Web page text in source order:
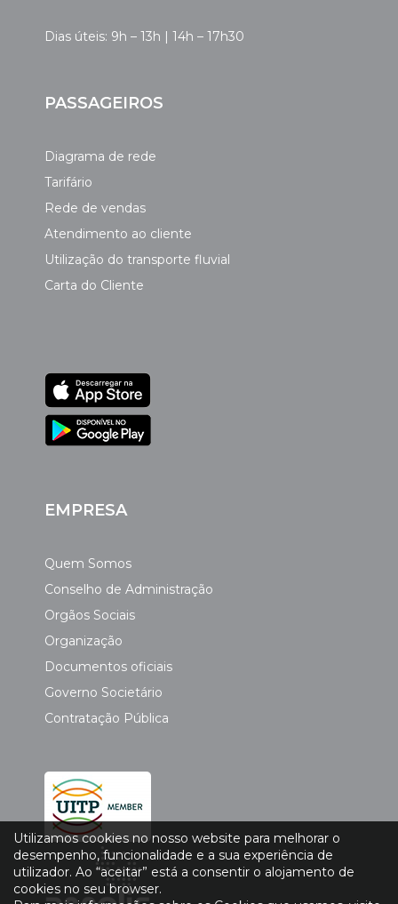
Dias úteis: 9h – 13h | 14h – 17h30
PASSAGEIROS
Diagrama de rede
Tarifário
Rede de vendas
Atendimento ao cliente
Utilização do transporte fluvial
Carta do Cliente
EMPRESA
Quem Somos
Conselho de Administração
Orgãos Sociais
Organização
Documentos oficiais
Governo Societário
Contratação Pública
Utilizamos cookies no nosso website para melhorar o
desempenho, funcionalidade e a sua experiência de
utilizador. Ao “aceitar” está a consentir o alojamento de
cookies no seu browser.